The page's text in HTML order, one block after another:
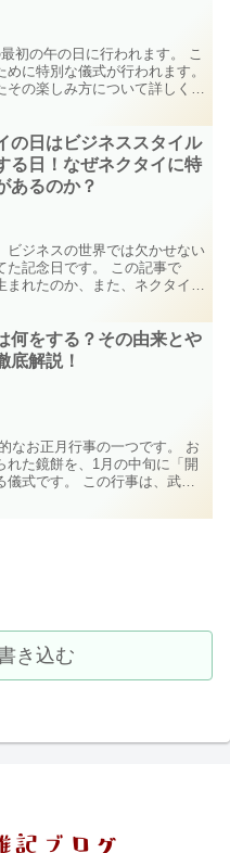
初の午の日に行われます。 こ
に特別な儀式が行われます。
その楽しみ方について詳しく紹
の日はビジネススタイル
る日！なぜネクタイに特
あるのか？
ビジネスの世界では欠かせない
た記念日です。 この記事で
まれたのか、また、ネクタイの
何をする？その由来とや
底解説！
なお正月行事の一つです。 お
た鏡餅を、1月の中旬に「開
儀式です。 この行事は、武士
き込む